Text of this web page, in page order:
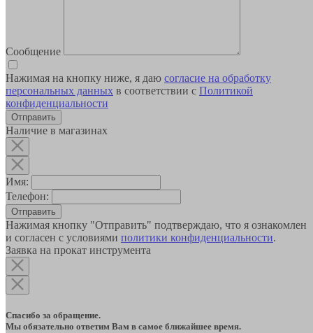
Сообщение
Нажимая на кнопку ниже, я даю согласие на обработку
персональных данных в соответствии с Политикой
конфиденциальности
Наличие в магазинах
Имя:
Телефон:
Отправить
Нажимая кнопку "Отправить" подтверждаю, что я ознакомлен
и согласен с условиями политики конфиденциальности.
Заявка на прокат инструмента
Спасибо за обращение.
Мы обязательно ответим Вам в самое ближайшее время.